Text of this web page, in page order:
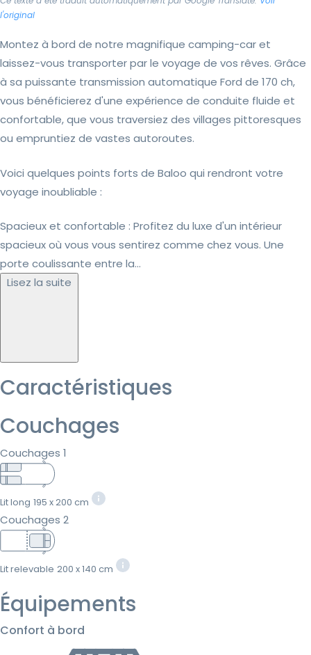
l'original
Montez à bord de notre magnifique camping-car et
laissez-vous transporter par le voyage de vos rêves. Grâce
à sa puissante transmission automatique Ford de 170 ch,
vous bénéficierez d'une expérience de conduite fluide et
confortable, que vous traversiez des villages pittoresques
ou empruntiez de vastes autoroutes.
Voici quelques points forts de Baloo qui rendront votre
voyage inoubliable :
Spacieux et confortable : Profitez du luxe d'un intérieur
spacieux où vous vous sentirez comme chez vous. Une
porte coulissante entre la...
Lisez la suite
Caractéristiques
Couchages
Couchages 1
Lit long 195 x 200 cm
Couchages 2
Lit relevable 200 x 140 cm
Équipements
Confort à bord